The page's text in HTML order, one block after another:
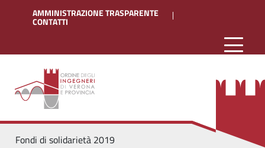
AMMINISTRAZIONE TRASPARENTE
CONTATTI
Fondi di solidarietà 2019